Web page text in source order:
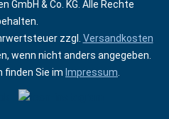
GmbH & Co. KG. Alle Rechte
zzgl. Versandkosten
wenn nicht anders angegeben.
finden Sie im Impressum.